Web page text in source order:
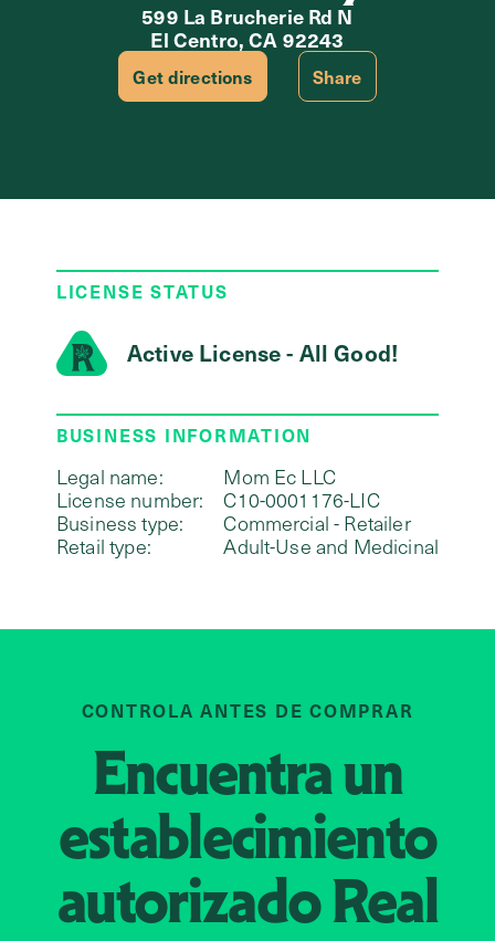
599 La Brucherie Rd N
El Centro, CA 92243
Get directions Share
LICENSE STATUS
Active License - All Good!
BUSINESS INFORMATION
Legal name:
Mom Ec LLC
License number:
C10-0001176-LIC
Business type:
Commercial - Retailer
Retail type:
Adult-Use and Medicinal
CONTROLA ANTES DE COMPRAR
Encuentra un
establecimiento
autorizadoReal